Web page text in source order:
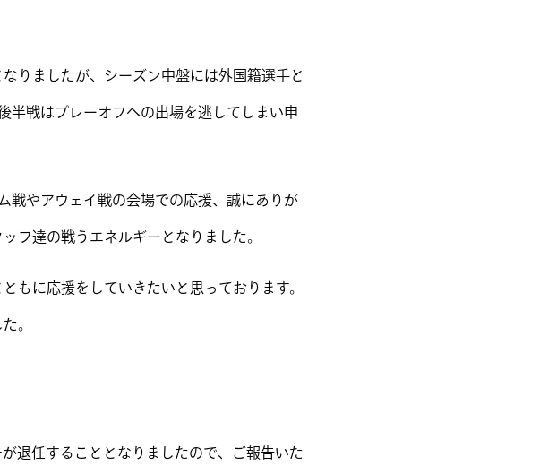
りましたが、シーズン中盤には外国籍選手と
半戦はプレーオフへの出場を逃してしまい申
戦やアウェイ戦の会場での応援、誠にありが
フ達の戦うエネルギーとなりました。
もに応援をしていきたいと思っております。
。
退任することとなりましたので、ご報告いた